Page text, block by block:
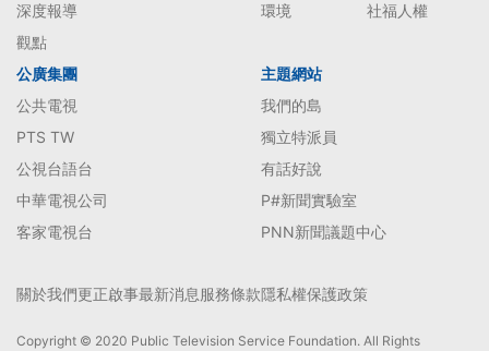
深度報導
觀點
環境
社福人權
公廣集團
公共電視
PTS TW
公視台語台
中華電視公司
客家電視台
主題網站
我們的島
獨立特派員
有話好說
P#新聞實驗室
PNN新聞議題中心
關於我們更正啟事最新消息服務條款隱私權保護政策
Copyright © 2020 Public Television Service Foundation. All Rights